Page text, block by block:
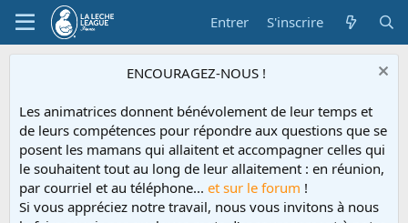
Entrer S'inscrire
ENCOURAGEZ-NOUS !
Les animatrices donnent bénévolement de leur temps et
de leurs compétences pour répondre aux questions que se
posent les mamans qui allaitent et accompagner celles qui
le souhaitent tout au long de leur allaitement : en réunion,
par courriel et au téléphone... et sur le forum !
Si vous appréciez notre travail, nous vous invitons à nous